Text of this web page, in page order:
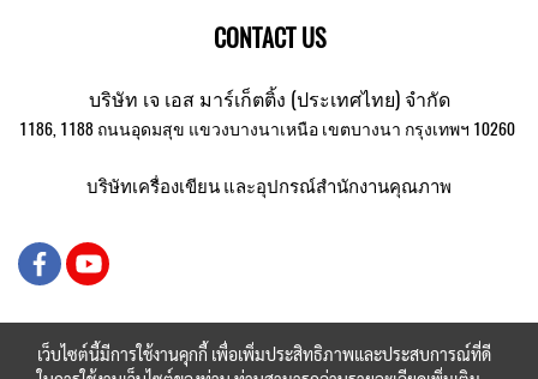
CONTACT US
บริษัท เจ เอส มาร์เก็ตติ้ง (ประเทศไทย) จำกัด
1186, 1188 ถนนอุดมสุข แขวงบางนาเหนือ เขตบางนา กรุงเทพฯ 10260
บริษัทเครื่องเขียน และอุปกรณ์สำนักงานคุณภาพ
เว็บไซต์นี้มีการใช้งานคุกกี้ เพื่อเพิ่มประสิทธิภาพและประสบการณ์ที่ดี